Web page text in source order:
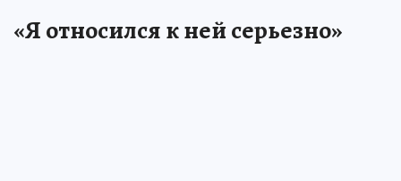
«Я относился к ней серьезно»